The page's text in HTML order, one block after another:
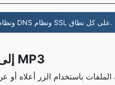
- الخصوصية المجانية لنظام Whois، ونظام DNS ونظام SSL على كل نطاق.
كيفية التحويل WebM إلى MP3